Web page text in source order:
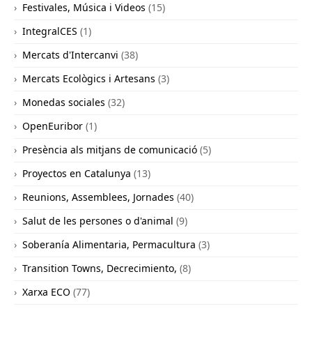
Festivales, Música i Videos (15)
IntegralCES (1)
Mercats d'Intercanvi (38)
Mercats Ecològics i Artesans (3)
Monedas sociales (32)
OpenEuribor (1)
Presència als mitjans de comunicació (5)
Proyectos en Catalunya (13)
Reunions, Assemblees, Jornades (40)
Salut de les persones o d'animal (9)
Soberanía Alimentaria, Permacultura (3)
Transition Towns, Decrecimiento, (8)
Xarxa ECO (77)